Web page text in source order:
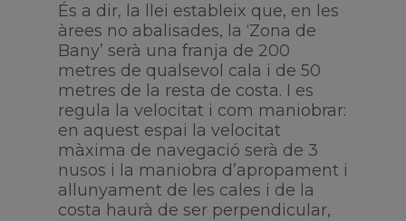
És a dir, la llei estableix que, en les
àrees no abalisades, la ‘Zona de
Bany’ serà una franja de 200
metres de qualsevol cala i de 50
metres de la resta de costa. I es
regula la velocitat i com maniobrar:
en aquest espai la velocitat
màxima de navegació serà de 3
nusos i la maniobra d’apropament i
allunyament de les cales i de la
costa haurà de ser perpendicular,